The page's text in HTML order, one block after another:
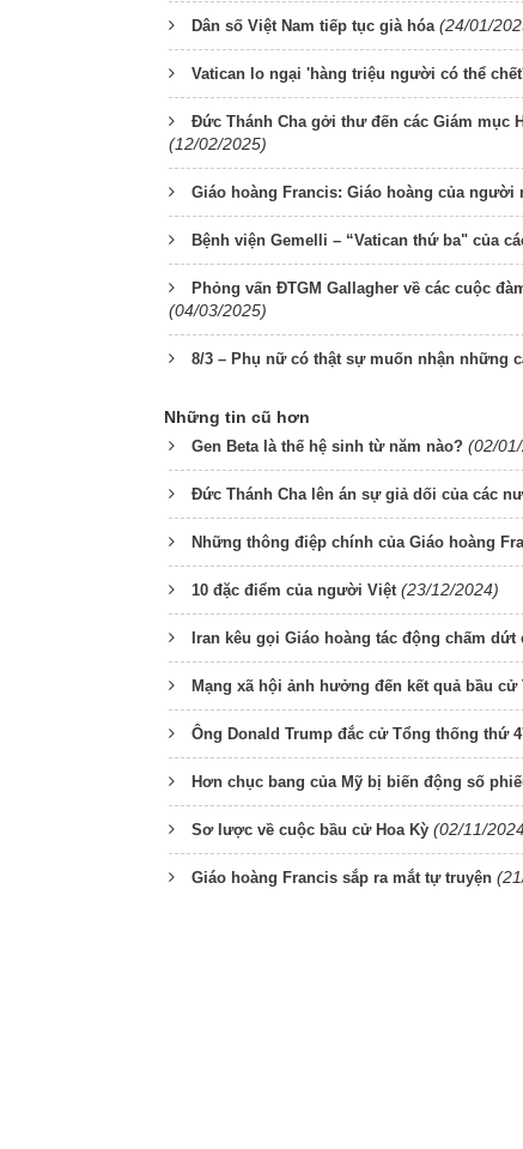
Dân số Việt Nam tiếp tục già hóa (24/01/
Vatican lo ngại 'hàng triệu người có thể
Đức Thánh Cha gởi thư đến các Giám
(12/02/2025)
Giáo hoàng Francis: Giáo hoàng của người
Bệnh viện Gemelli – “Vatican thứ ba" của
Phỏng vấn ĐTGM Gallagher về các cuộc
(04/03/2025)
8/3 – Phụ nữ có thật sự muốn nhận những
Những tin cũ hơn
Gen Beta là thế hệ sinh từ năm nào? (02/
Đức Thánh Cha lên án sự giả dối của các
Những thông điệp chính của Giáo hoàng
10 đặc điểm của người Việt (23/12/2024)
Iran kêu gọi Giáo hoàng tác động chấm
Mạng xã hội ảnh hưởng đến kết quả bầu
Ông Donald Trump đắc cử Tổng thống thứ
Hơn chục bang của Mỹ bị biến động số
Sơ lược về cuộc bầu cử Hoa Kỳ (02/11/
Giáo hoàng Francis sắp ra mắt tự truyện